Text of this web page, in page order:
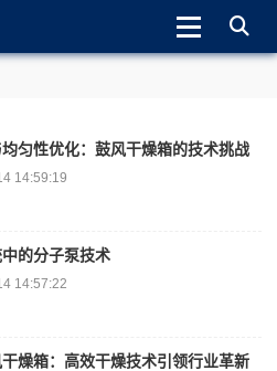
匀性优化：鼓风干燥箱的技术挑战
14:59:19
的分子泵技术
14:57:22
燥箱：高效干燥技术引领行业革新